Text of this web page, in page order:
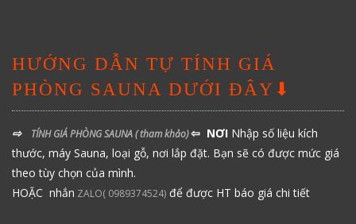
HƯỚNG DẪN TỰ TÍNH GIÁ
PHÒNG SAUNA DƯỚI ĐÂY⬇
⇨ TÍNH GIÁ PHÒNG SAUNA( tham khảo)⇦ NƠI Nhập số liệu kích
thước, máy Sauna, loại gỗ, nơi lắp đặt. Bạn sẽ có được mức giá
theo tùy chọn của mình.
HOẶC nhắn ZALO( 0989374524) để được HT báo giá chi tiết